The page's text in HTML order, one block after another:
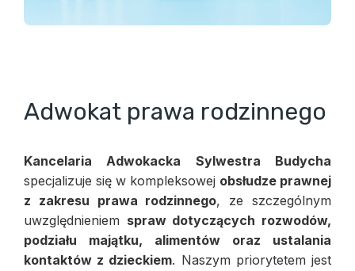
Adwokat prawa rodzinnego
Kancelaria Adwokacka Sylwestra Budycha
specjalizuje się w kompleksowej obsłudze prawnej
z zakresu prawa rodzinnego, ze szczególnym
uwzględnieniem spraw dotyczących rozwodów,
podziału majątku, alimentów oraz ustalania
kontaktów z dzieckiem. Naszym priorytetem jest